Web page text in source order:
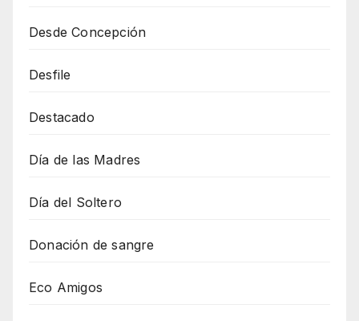
Desde Concepción
Desfile
Destacado
Día de las Madres
Día del Soltero
Donación de sangre
Eco Amigos